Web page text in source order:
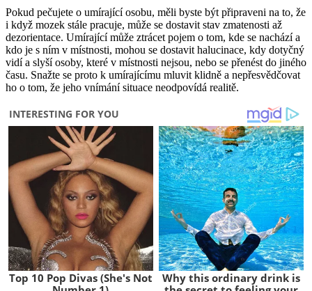
Pokud pečujete o umírající osobu, měli byste být připraveni na to, že
i když mozek stále pracuje, může se dostavit stav zmatenosti až
dezorientace. Umírající může ztrácet pojem o tom, kde se nachází a
kdo je s ním v místnosti, mohou se dostavit halucinace, kdy dotyčný
vidí a slyší osoby, které v místnosti nejsou, nebo se přenést do jiného
času. Snažte se proto k umírajícímu mluvit klidně a nepřesvědčovat
ho o tom, že jeho vnímání situace neodpovídá realitě.